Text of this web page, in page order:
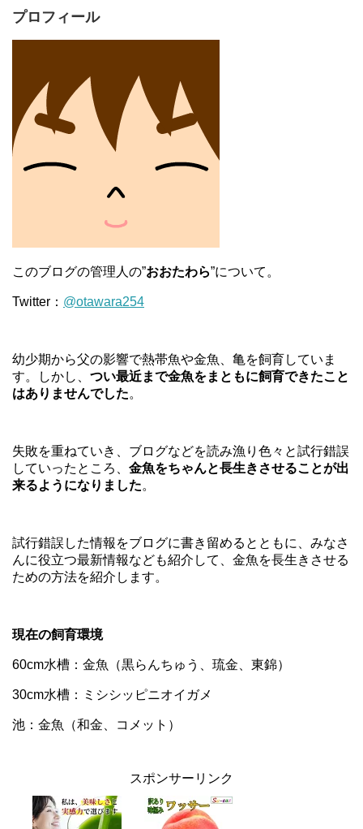
プロフィール
このブログの管理人の”おおたわら”について。
Twitter： @otawara254
幼少期から父の影響で熱帯魚や金魚、亀を飼育していま
す。しかし、 つい最近まで金魚をまともに飼育できたこと
はありませんでした。
失敗を重ねていき、ブログなどを読み漁り色々と試行錯誤
していったところ、 金魚をちゃんと長生きさせることが出
来るようになりました。
試行錯誤した情報をブログに書き留めるとともに、みなさ
んに役立つ最新情報なども紹介して、金魚を長生きさせる
ための方法を紹介します。
現在の飼育環境
60cm水槽：金魚（黒らんちゅう、琉金、東錦）
30cm水槽：ミシシッピニオイガメ
池：金魚（和金、コメット）
スポンサーリンク